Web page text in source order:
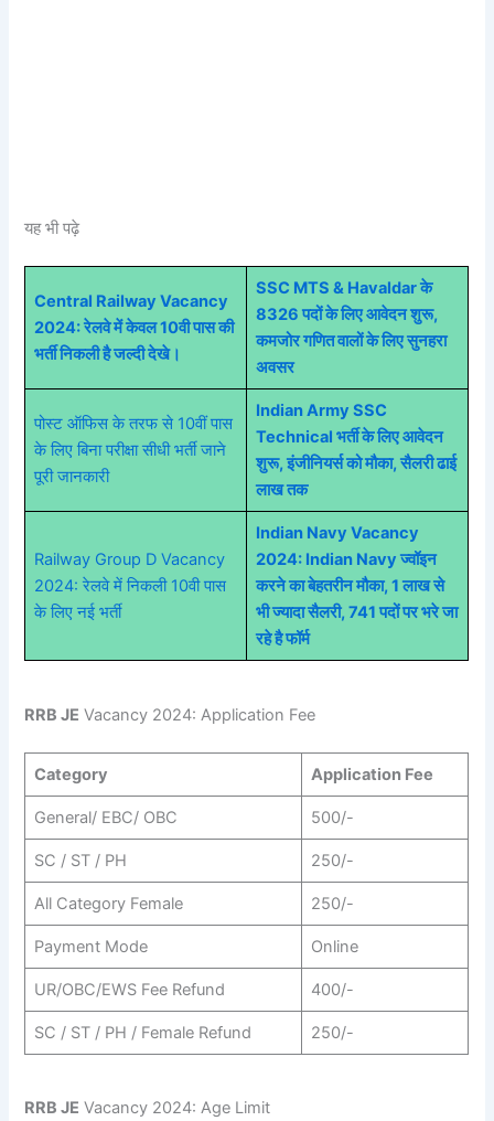
यह भी पढ़े
Central Railway Vacancy
2024: रेलवे में केवल 10वी पास की
भर्ती निकली है जल्दी देखे।
SSC MTS & Havaldar के
8326 पदों के लिए आवेदन शुरू,
कमजोर गणित वालों के लिए सुनहरा
अवसर
पोस्ट ऑफिस के तरफ से 10वीं पास
के लिए बिना परीक्षा सीधी भर्ती जाने
पूरी जानकारी
Indian Army SSC
Technical भर्ती के लिए आवेदन
शुरू, इंजीनियर्स को मौका, सैलरी ढाई
लाख तक
Railway Group D Vacancy
2024: रेलवे में निकली 10वी पास
के लिए नई भर्ती
Indian Navy Vacancy
2024: Indian Navy ज्वॉइन
करने का बेहतरीन मौका, 1 लाख से
भी ज्यादा सैलरी, 741 पदों पर भरे जा
रहे है फॉर्म
RRB JE Vacancy 2024: Application Fee
Category Application Fee
General/ EBC/ OBC 500/-
SC / ST / PH 250/-
All Category Female 250/-
Payment Mode Online
UR/OBC/EWS Fee Refund 400/-
SC / ST / PH / Female Refund 250/-
RRB JE Vacancy 2024: Age Limit